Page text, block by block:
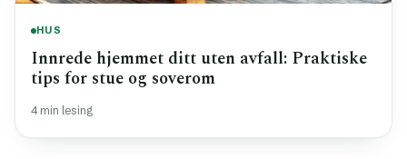
HUS
Innrede hjemmet ditt uten avfall: Praktiske
tips for stue og soverom
4 min lesing